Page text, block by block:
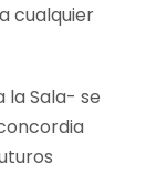
cualquier
la Sala- se